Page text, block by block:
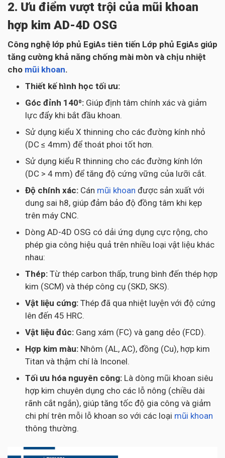
2. Ưu điểm vượt trội của mũi khoan
hợp kim AD-4D OSG
Công nghệ lớp phủ EgiAs tiên tiến Lớp phủ EgiAs giúp
tăng cường khả năng chống mài mòn và chịu nhiệt
cho mũi khoan.
Thiết kế hình học tối ưu:
Góc đỉnh 140⁰: Giúp định tâm chính xác và giảm
lực đẩy khi bắt đầu khoan.
Sử dụng kiểu X thinning cho các đường kính nhỏ
(DC ≤ 4mm) để thoát phoi tốt hơn.
Sử dụng kiểu R thinning cho các đường kính lớn
(DC > 4 mm) để tăng độ cứng vững của lưỡi cắt.
Độ chính xác: Cán mũi khoan được sản xuất với
dung sai h8, giúp đảm bảo độ đồng tâm khi kẹp
trên máy CNC.
Dòng AD-4D OSG có dải ứng dụng cực rộng, cho
phép gia công hiệu quả trên nhiều loại vật liệu khác
nhau:
Thép: Từ thép carbon thấp, trung bình đến thép hợp
kim (SCM) và thép công cụ (SKD, SKS).
Vật liệu cứng: Thép đã qua nhiệt luyện với độ cứng
lên đến 45 HRC.
Vật liệu đúc: Gang xám (FC) và gang dẻo (FCD).
Hợp kim màu: Nhôm (AL, AC), đồng (Cu), hợp kim
Titan và thậm chí là Inconel.
Tối ưu hóa nguyên công: Là dòng mũi khoan siêu
hợp kim chuyên dụng cho các lỗ nông (chiều dài
rãnh cắt ngắn), giúp tăng tốc độ gia công và giảm
chi phí trên mỗi lỗ khoan so với các loại mũi khoan
thông thường.